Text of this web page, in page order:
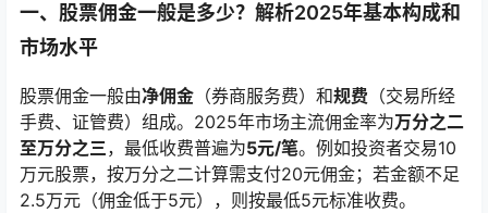
一、股票佣金一般是多少？解析2025年基本构成和
市场水平
股票佣金一般由净佣金 （券商服务费）和规费 （交易所经
手费、证管费）组成。2025年市场主流佣金率为万分之二
至万分之三，最低收费普遍为5元/笔。例如投资者交易10
万元股票，按万分之二计算需支付20元佣金；若金额不足
2.5万元（佣金低于5元），则按最低5元标准收费。